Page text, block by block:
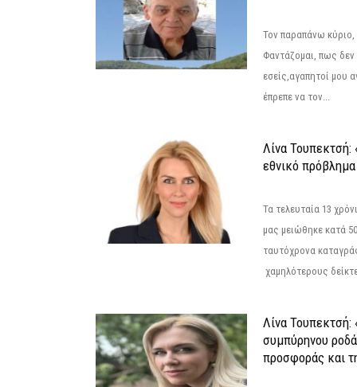
Τον παραπάνω
Φαντάζομαι, πως δεν
εσείς,αγαπητοί μου
έπρεπε να τον...
Λίνα Τουπεκτσή:
εθνικό πρόβλημα
Τα τελευταία 13
μας μειώθηκε κατά
ταυτόχρονα
χαμηλότερους
Λίνα Τουπεκτσή:
συμπύρηνου
προσφοράς και